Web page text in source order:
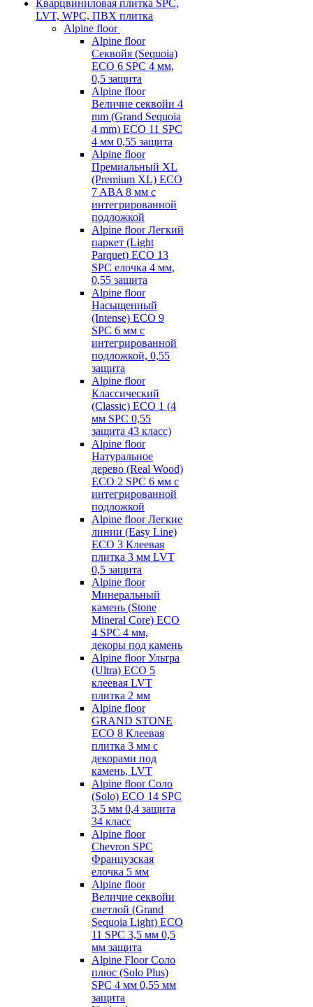
Кварцвиниловая плитка SPC,
LVT, WPC, ПВХ плитка
Alpine floor
Alpine floor
Секвойя (Sequoia)
ECO 6 SPC 4 мм,
0,5 защита
Alpine floor
Величие секвойи 4
mm (Grand Sequoia
4 mm) ECO 11 SPC
4 мм 0,55 защита
Alpine floor
Премиальный XL
(Premium XL) ECO
7 ABA 8 мм с
интегрированной
подложкой
Alpine floor Легкий
паркет (Light
Parquet) ECO 13
SPC елочка 4 мм,
0,55 защита
Alpine floor
Насыщенный
(Intense) ECO 9
SPC 6 мм с
интегрированной
подложкой, 0,55
защита
Alpine floor
Классический
(Classic) ECO 1 (4
мм SPC 0,55
защита 43 класс)
Alpine floor
Натуральное
дерево (Real Wood)
ECO 2 SPC 6 мм с
интегрированной
подложкой
Alpine floor Легкие
линии (Easy Line)
ECO 3 Клеевая
плитка 3 мм LVT
0,5 защита
Alpine floor
Минеральный
камень (Stone
Mineral Core) ECO
4 SPC 4 мм,
декоры под камень
Alpine floor Ультра
(Ultra) ECO 5
клеевая LVT
плитка 2 мм
Alpine floor
GRAND STONE
ECO 8 Клеевая
плитка 3 мм с
декорами под
камень, LVT
Alpine floor Соло
(Solo) ECO 14 SPC
3,5 мм 0,4 защита
34 класс
Alpine floor
Chevron SPC
Французская
елочка 5 мм
Alpine floor
Величие секвойи
светлой (Grand
Sequoia Light) ECO
11 SPC 3,5 мм 0,5
мм защита
Alpine Floor Соло
плюс (Solo Plus)
SPC 4 мм 0,55 мм
защита